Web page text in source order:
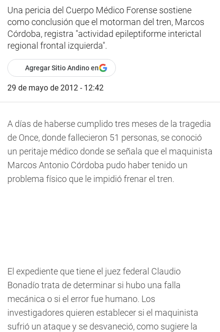
Una pericia del Cuerpo Médico Forense sostiene
como conclusión que el motorman del tren, Marcos
Córdoba, registra "actividad epileptiforme interictal
regional frontal izquierda".
Agregar Sitio Andino en
29 de mayo de 2012 - 12:42
A días de haberse cumplido tres meses de la tragedia
de Once, donde fallecieron 51 personas, se conoció
un peritaje médico donde se señala que el maquinista
Marcos Antonio Córdoba pudo haber tenido un
problema físico que le impidió frenar el tren.
El expediente que tiene el juez federal Claudio
Bonadío trata de determinar si hubo una falla
mecánica o si el error fue humano. Los
investigadores quieren establecer si el maquinista
sufrió un ataque y se desvaneció, como sugiere la